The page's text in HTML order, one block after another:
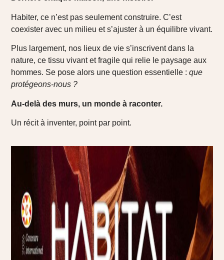
Habiter, ce n’est pas seulement construire. C’est
coexister avec un milieu et s’ajuster à un équilibre vivant.
Plus largement, nos lieux de vie s’inscrivent dans la
nature, ce tissu vivant et fragile qui relie le paysage aux
hommes. Se pose alors une question essentielle :que
protégeons-nous ?
Au-delà des murs, un monde à raconter.
Un récit à inventer, point par point.